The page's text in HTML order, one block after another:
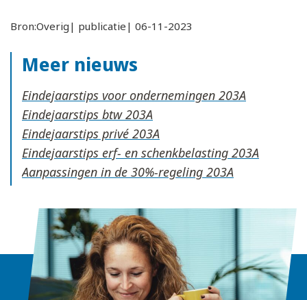
Bron:Overig| publicatie| 06-11-2023
Meer nieuws
Eindejaarstips voor ondernemingen
Eindejaarstips btw
Eindejaarstips privé
Eindejaarstips erf- en schenkbelasting
Aanpassingen in de 30%-regeling